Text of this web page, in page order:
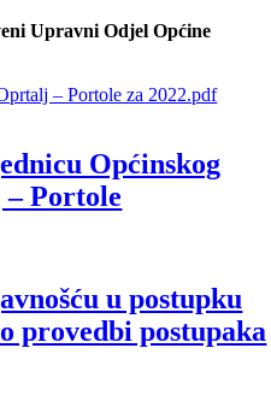
Upravni Odjel Općine
– Portole za 2022.pdf
Općinskog
Portole
u postupku
provedbi postupaka